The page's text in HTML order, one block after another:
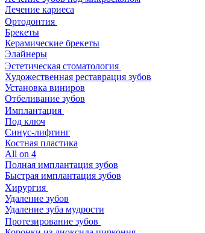
Лечение кариеса
Ортодонтия
Брекеты
Керамические брекеты
Элайнеры
Эстетическая стоматология
Художественная реставрация зубов
Установка виниров
Отбеливание зубов
Имплантация
Под ключ
Синус-лифтинг
Костная пластика
All on 4
Полная имплантация зубов
Быстрая имплантация зубов
Хирургия
Удаление зубов
Удаление зуба мудрости
Протезирование зубов